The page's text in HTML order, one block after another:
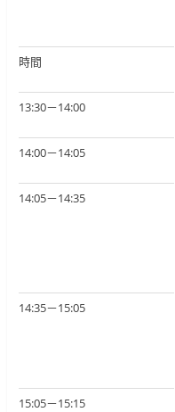
時間
13:30－14:00
14:00－14:05
14:05－14:35
14:35－15:05
15:05－15:15